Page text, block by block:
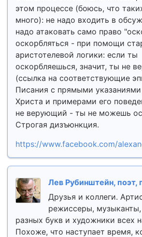
этом процессе (боюсь, что
много): не надо входить в
надо атаковать само право
оскорбляться - при помощи
аристотелевой логики: если ты
оскорбляешься, значит, ты не
(ссылка на соответствующие
Писания с прямыми
Христа и примерами его
не верующий - ты не можешь
Строгая дизъюнкция.
https://www.facebook.com/
Лев Рубинштейн, поэт,
Друзья и коллеги.
режиссеры, музыканты,
разных букв и художники всех
Похоже, что наступает время,